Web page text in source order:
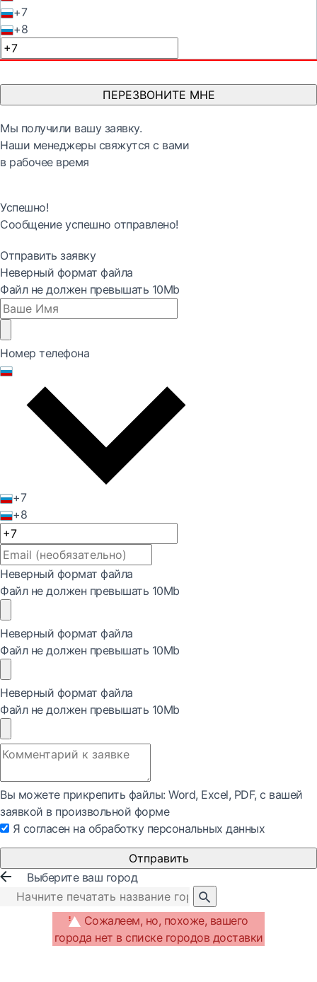
+7
+8
ПЕРЕЗВОНИТЕ МНЕ
Мы получили вашу заявку.
Наши менеджеры свяжутся с вами
в рабочее время
Успешно!
Сообщение успешно отправлено!
Отправить заявку
Неверный формат файла
Файл не должен превышать 10Mb
Номер телефона
+7
+8
Неверный формат файла
Файл не должен превышать 10Mb
Неверный формат файла
Файл не должен превышать 10Mb
Неверный формат файла
Файл не должен превышать 10Mb
Вы можете прикрепить файлы: Word, Exсel, PDF, с вашей
заявкой в произвольной форме
Я согласен на обработку персональных данных
Отправить
Выберите ваш город
Сожалеем, но, похоже, вашего
города нет в списке городов доставки